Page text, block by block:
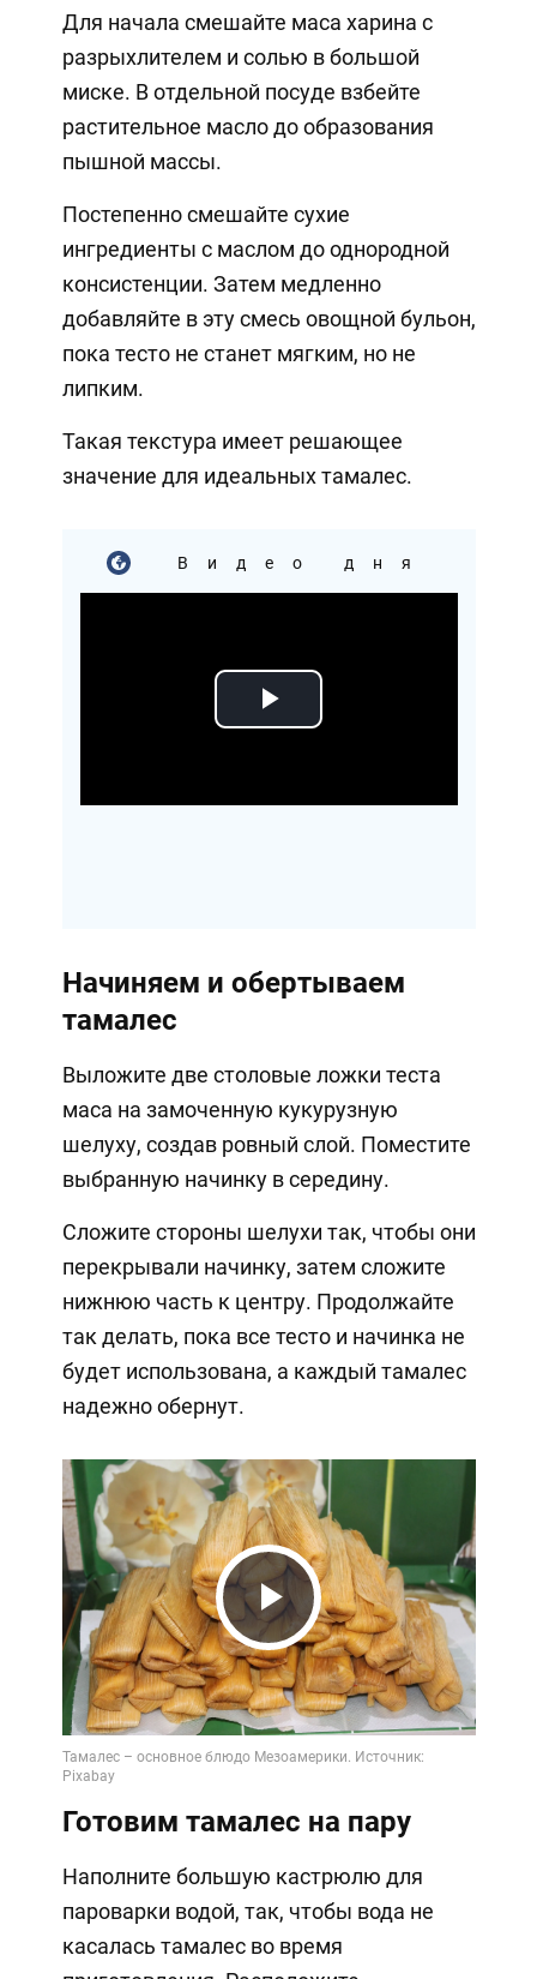
Для начала смешайте маса харина с
разрыхлителем и солью в большой
миске. В отдельной посуде взбейте
растительное масло до образования
пышной массы.
Постепенно смешайте сухие
ингредиенты с маслом до однородной
консистенции. Затем медленно
добавляйте в эту смесь овощной бульон,
пока тесто не станет мягким, но не
липким.
Такая текстура имеет решающее
значение для идеальных тамалес.
Видео дня
Play
Начиняем и обертываем
тамалес
Выложите две столовые ложки теста
маса на замоченную кукурузную
шелуху, создав ровный слой. Поместите
выбранную начинку в середину.
Сложите стороны шелухи так, чтобы они
перекрывали начинку, затем сложите
нижнюю часть к центру. Продолжайте
так делать, пока все тесто и начинка не
будет использована, а каждый тамалес
надежно обернут.
Play
Video
Готовим тамалес на пару
Наполните большую кастрюлю для
пароварки водой, так, чтобы вода не
касалась тамалес во время